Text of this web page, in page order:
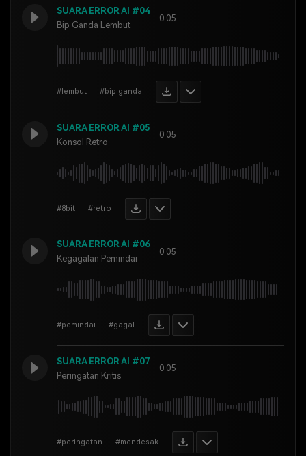
SUARA ERROR AI #04
Bip Ganda Lembut
0:05
#lembut #bip ganda
SUARA ERROR AI #05
Konsol Retro
0:05
#8bit #retro
SUARA ERROR AI #06
Kegagalan Pemindai
0:05
#pemindai #gagal
SUARA ERROR AI #07
Peringatan Kritis
0:05
#peringatan #mendesak